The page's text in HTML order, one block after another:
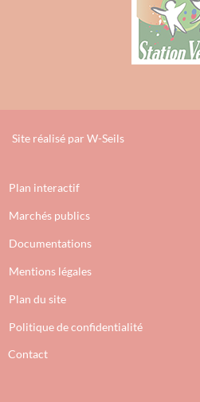
Site réalisé par W-Seils
Plan interactif
Marchés publics
Documentations
Mentions légales
Plan du site
Politique de confidentialité
Contact